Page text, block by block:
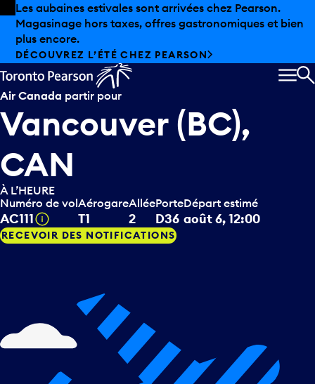
Skip to offers
Passer au contenu principal
Les aubaines estivales sont arrivées chez Pearson.
Magasinage hors taxes, offres gastronomiques et bien
plus encore.
DÉCOUVREZ L’ÉTÉ CHEZ PEARSON
Air Canada partir pour
Vancouver (BC),
CAN
À L’HEURE
Numéro de vol
AC111 Infobulle
Aérogare
T1
Allée
2
Porte
D36
Départ estimé
août 6, 12:00
RECEVOIR DES NOTIFICATIONS